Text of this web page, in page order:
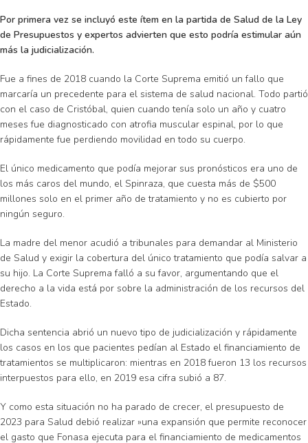
Por primera vez se incluyó este ítem en la partida de Salud de la Ley
de Presupuestos y expertos advierten que esto podría estimular aún
más la judicialización.
Fue a fines de 2018 cuando la Corte Suprema emitió un fallo que
marcaría un precedente para el sistema de salud nacional. Todo partió
con el caso de Cristóbal, quien cuando tenía solo un año y cuatro
meses fue diagnosticado con atrofia muscular espinal, por lo que
rápidamente fue perdiendo movilidad en todo su cuerpo.
El único medicamento que podía mejorar sus pronósticos era uno de
los más caros del mundo, el Spinraza, que cuesta más de $500
millones solo en el primer año de tratamiento y no es cubierto por
ningún seguro.
La madre del menor acudió a tribunales para demandar al Ministerio
de Salud y exigir la cobertura del único tratamiento que podía salvar a
su hijo. La Corte Suprema falló a su favor, argumentando que el
derecho a la vida está por sobre la administración de los recursos del
Estado.
Dicha sentencia abrió un nuevo tipo de judicialización y rápidamente
los casos en los que pacientes pedían al Estado el financiamiento de
tratamientos se multiplicaron: mientras en 2018 fueron 13 los recursos
interpuestos para ello, en 2019 esa cifra subió a 87.
Y como esta situación no ha parado de crecer, el presupuesto de
2023 para Salud debió realizar »una expansión que permite reconocer
el gasto que Fonasa ejecuta para el financiamiento de medicamentos